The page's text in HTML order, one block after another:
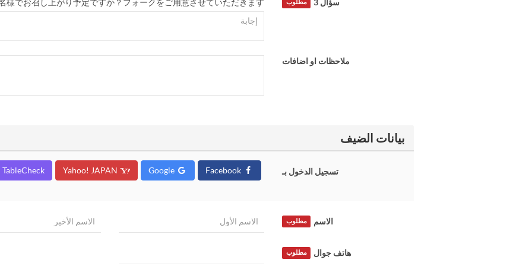
مطلوب
ملاحظات او اضافات
بيانات الضيف
تسجيل الدخول بـ TableCheck
الاسم مطلوب
هاتف جوال مطلوب